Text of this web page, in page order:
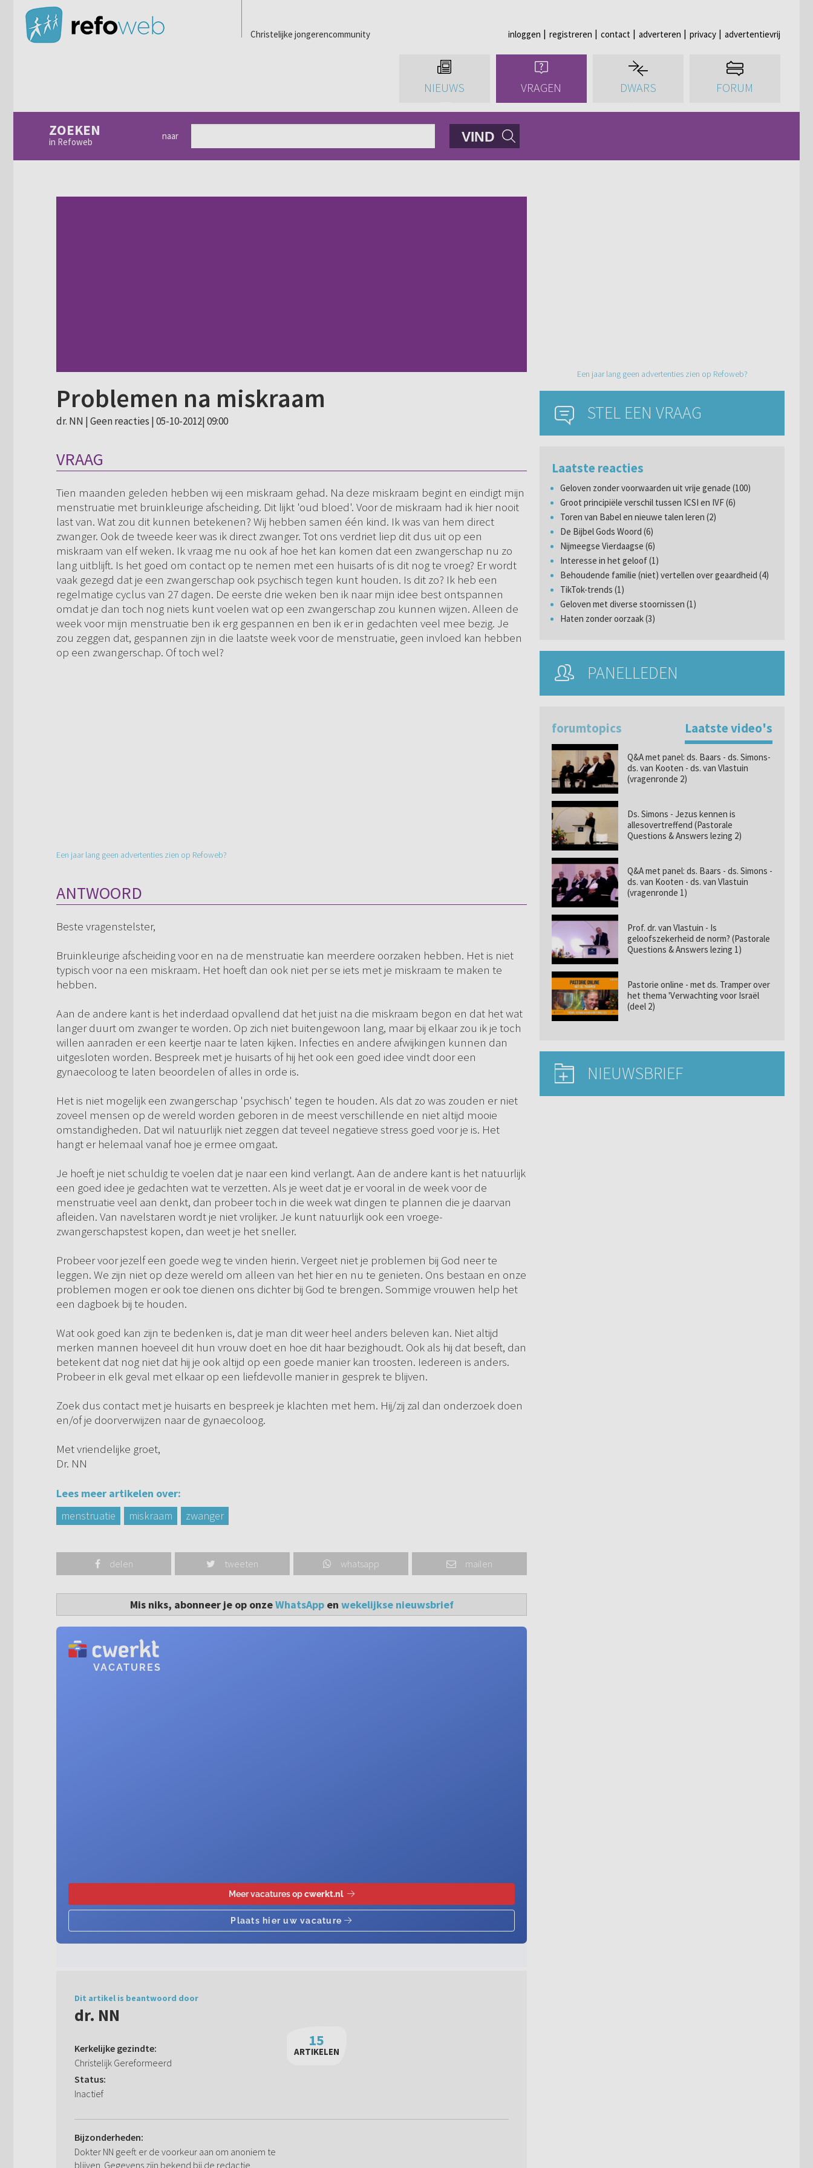
Christelijke jongerencommunity inloggen registreren contact adverteren privacy advertentievrij
NIEUWS VRAGEN DWARS FORUM
ZOEKEN
in Refoweb
naar VIND
Problemen na miskraam
dr. NN | Geen reacties | 05-10-2012| 09:00
VRAAG
Tien maanden geleden hebben wij een miskraam gehad. Na deze miskraam begint en eindigt mijn
menstruatie met bruinkleurige afscheiding. Dit lijkt 'oud bloed'. Voor de miskraam had ik hier nooit
last van. Wat zou dit kunnen betekenen? Wij hebben samen één kind. Ik was van hem direct
zwanger. Ook de tweede keer was ik direct zwanger. Tot ons verdriet liep dit dus uit op een
miskraam van elf weken. Ik vraag me nu ook af hoe het kan komen dat een zwangerschap nu zo
lang uitblijft. Is het goed om contact op te nemen met een huisarts of is dit nog te vroeg? Er wordt
vaak gezegd dat je een zwangerschap ook psychisch tegen kunt houden. Is dit zo? Ik heb een
regelmatige cyclus van 27 dagen. De eerste drie weken ben ik naar mijn idee best ontspannen
omdat je dan toch nog niets kunt voelen wat op een zwangerschap zou kunnen wijzen. Alleen de
week voor mijn menstruatie ben ik erg gespannen en ben ik er in gedachten veel mee bezig. Je
zou zeggen dat, gespannen zijn in die laatste week voor de menstruatie, geen invloed kan hebben
op een zwangerschap. Of toch wel?
Een jaar lang geen advertenties zien op Refoweb?
ANTWOORD
Beste vragenstelster,
Bruinkleurige afscheiding voor en na de menstruatie kan meerdere oorzaken hebben. Het is niet
typisch voor na een miskraam. Het hoeft dan ook niet per se iets met je miskraam te maken te
hebben.
Aan de andere kant is het inderdaad opvallend dat het juist na die miskraam begon en dat het wat
langer duurt om zwanger te worden. Op zich niet buitengewoon lang, maar bij elkaar zou ik je toch
willen aanraden er een keertje naar te laten kijken. Infecties en andere afwijkingen kunnen dan
uitgesloten worden. Bespreek met je huisarts of hij het ook een goed idee vindt door een
gynaecoloog te laten beoordelen of alles in orde is.
Het is niet mogelijk een zwangerschap 'psychisch' tegen te houden. Als dat zo was zouden er niet
zoveel mensen op de wereld worden geboren in de meest verschillende en niet altijd mooie
omstandigheden. Dat wil natuurlijk niet zeggen dat teveel negatieve stress goed voor je is. Het
hangt er helemaal vanaf hoe je ermee omgaat.
Je hoeft je niet schuldig te voelen dat je naar een kind verlangt. Aan de andere kant is het natuurlijk
een goed idee je gedachten wat te verzetten. Als je weet dat je er vooral in de week voor de
menstruatie veel aan denkt, dan probeer toch in die week wat dingen te plannen die je daarvan
afleiden. Van navelstaren wordt je niet vrolijker. Je kunt natuurlijk ook een vroege-
zwangerschapstest kopen, dan weet je het sneller.
Probeer voor jezelf een goede weg te vinden hierin. Vergeet niet je problemen bij God neer te
leggen. We zijn niet op deze wereld om alleen van het hier en nu te genieten. Ons bestaan en onze
problemen mogen er ook toe dienen ons dichter bij God te brengen. Sommige vrouwen help het
een dagboek bij te houden.
Wat ook goed kan zijn te bedenken is, dat je man dit weer heel anders beleven kan. Niet altijd
merken mannen hoeveel dit hun vrouw doet en hoe dit haar bezighoudt. Ook als hij dat beseft, dan
betekent dat nog niet dat hij je ook altijd op een goede manier kan troosten. Iedereen is anders.
Probeer in elk geval met elkaar op een liefdevolle manier in gesprek te blijven.
Zoek dus contact met je huisarts en bespreek je klachten met hem. Hij/zij zal dan onderzoek doen
en/of je doorverwijzen naar de gynaecoloog.
Met vriendelijke groet,
Dr. NN
Lees meer artikelen over:
menstruatie
miskraam zwanger
delen tweeten whatsapp mailen
Mis niks, abonneer je op onzeWhatsAppen wekelijkse nieuwsbrief
Dit artikel is beantwoord door
dr. NN
Kerkelijke gezindte:
Christelijk Gereformeerd
Status:
Inactief
15
ARTIKELEN
Bijzonderheden:
Dokter NN geeft er de voorkeur aan om anoniem te
blijven. Gegevens zijn bekend bij de redactie.
Een jaar lang geen advertenties zien op Refoweb?
STEL EEN VRAAG
Laatste reacties
Geloven zonder voorwaarden uit vrije genade (100)
Groot principiële verschil tussen ICSI en IVF (6)
Toren van Babel en nieuwe talen leren (2)
De Bijbel Gods Woord (6)
Nijmeegse Vierdaagse (6)
Interesse in het geloof (1)
Behoudende familie (niet) vertellen over geaardheid (4)
TikTok-trends (1)
Geloven met diverse stoornissen (1)
Haten zonder oorzaak (3)
PANELLEDEN
forumtopics Laatste video's
Q&A met panel: ds. Baars - ds. Simons-
ds. van Kooten - ds. van Vlastuin
(vragenronde 2)
Ds. Simons - Jezus kennen is
allesovertreffend (Pastorale
Questions & Answers lezing 2)
Q&A met panel: ds. Baars - ds. Simons -
ds. van Kooten - ds. van Vlastuin
(vragenronde 1)
Prof. dr. van Vlastuin - Is
geloofszekerheid de norm? (Pastorale
Questions & Answers lezing 1)
Pastorie online - met ds. Tramper over
het thema 'Verwachting voor Israël
(deel 2)
NIEUWSBRIEF